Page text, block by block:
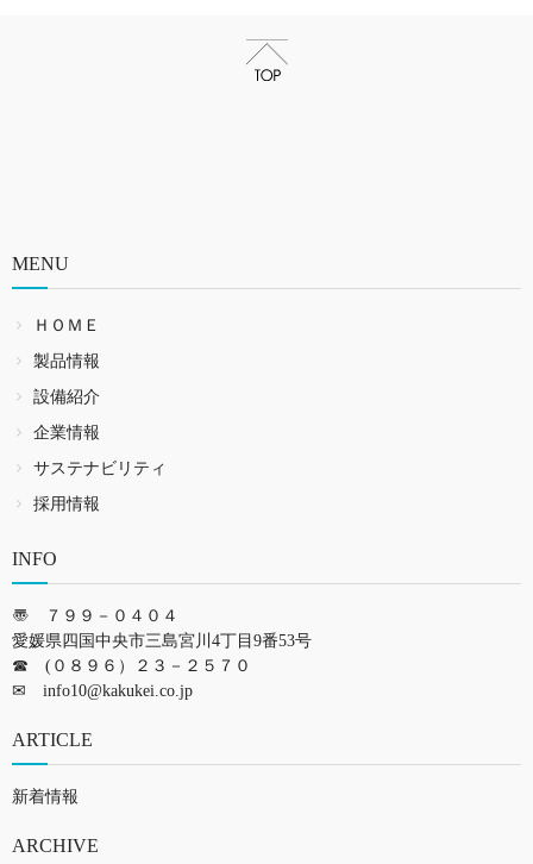
MENU
ＨＯＭＥ
製品情報
設備紹介
企業情報
サステナビリティ
採用情報
INFO
〠 ７９９－０４０４
愛媛県四国中央市三島宮川4丁目9番53号
☎ (０８９６）２３－２５７０
✉ info10@kakukei.co.jp
ARTICLE
新着情報
ARCHIVE